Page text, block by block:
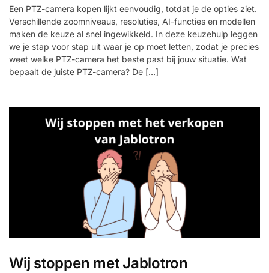
Een PTZ-camera kopen lijkt eenvoudig, totdat je de opties ziet.
Verschillende zoomniveaus, resoluties, AI-functies en modellen
maken de keuze al snel ingewikkeld. In deze keuzehulp leggen
we je stap voor stap uit waar je op moet letten, zodat je precies
weet welke PTZ-camera het beste past bij jouw situatie. Wat
bepaalt de juiste PTZ-camera? De […]
Wij stoppen met Jablotron